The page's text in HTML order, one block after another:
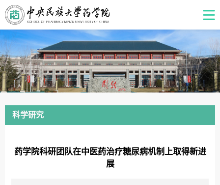
科学研究
药学院科研团队在中医药治疗糖尿病机制上取得新进
展